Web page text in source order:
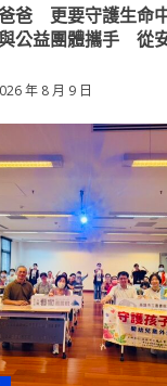
爸 更要守護生命
公益團體攜手 從
年 8 月 9 日